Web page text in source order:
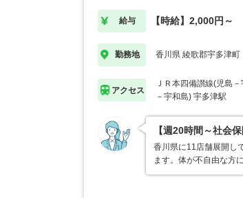
給与 【時給】2,000円～
勤務地 香川県 綾歌郡宇多津町
アクセス
ＪＲ本四備讃線(児島
－宇和島) 宇多津駅
【週20時間～社会
香川県に11店舗展開し
ます。体が不自由な方